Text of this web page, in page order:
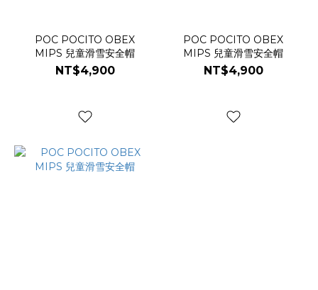
POC POCITO OBEX
MIPS 兒童滑雪安全帽
NT$4,900
POC POCITO OBEX
MIPS 兒童滑雪安全帽
NT$4,900